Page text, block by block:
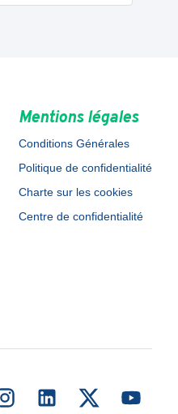
Mentions légales
Conditions Générales
Politique de confidentialité
Charte sur les cookies
Centre de confidentialité